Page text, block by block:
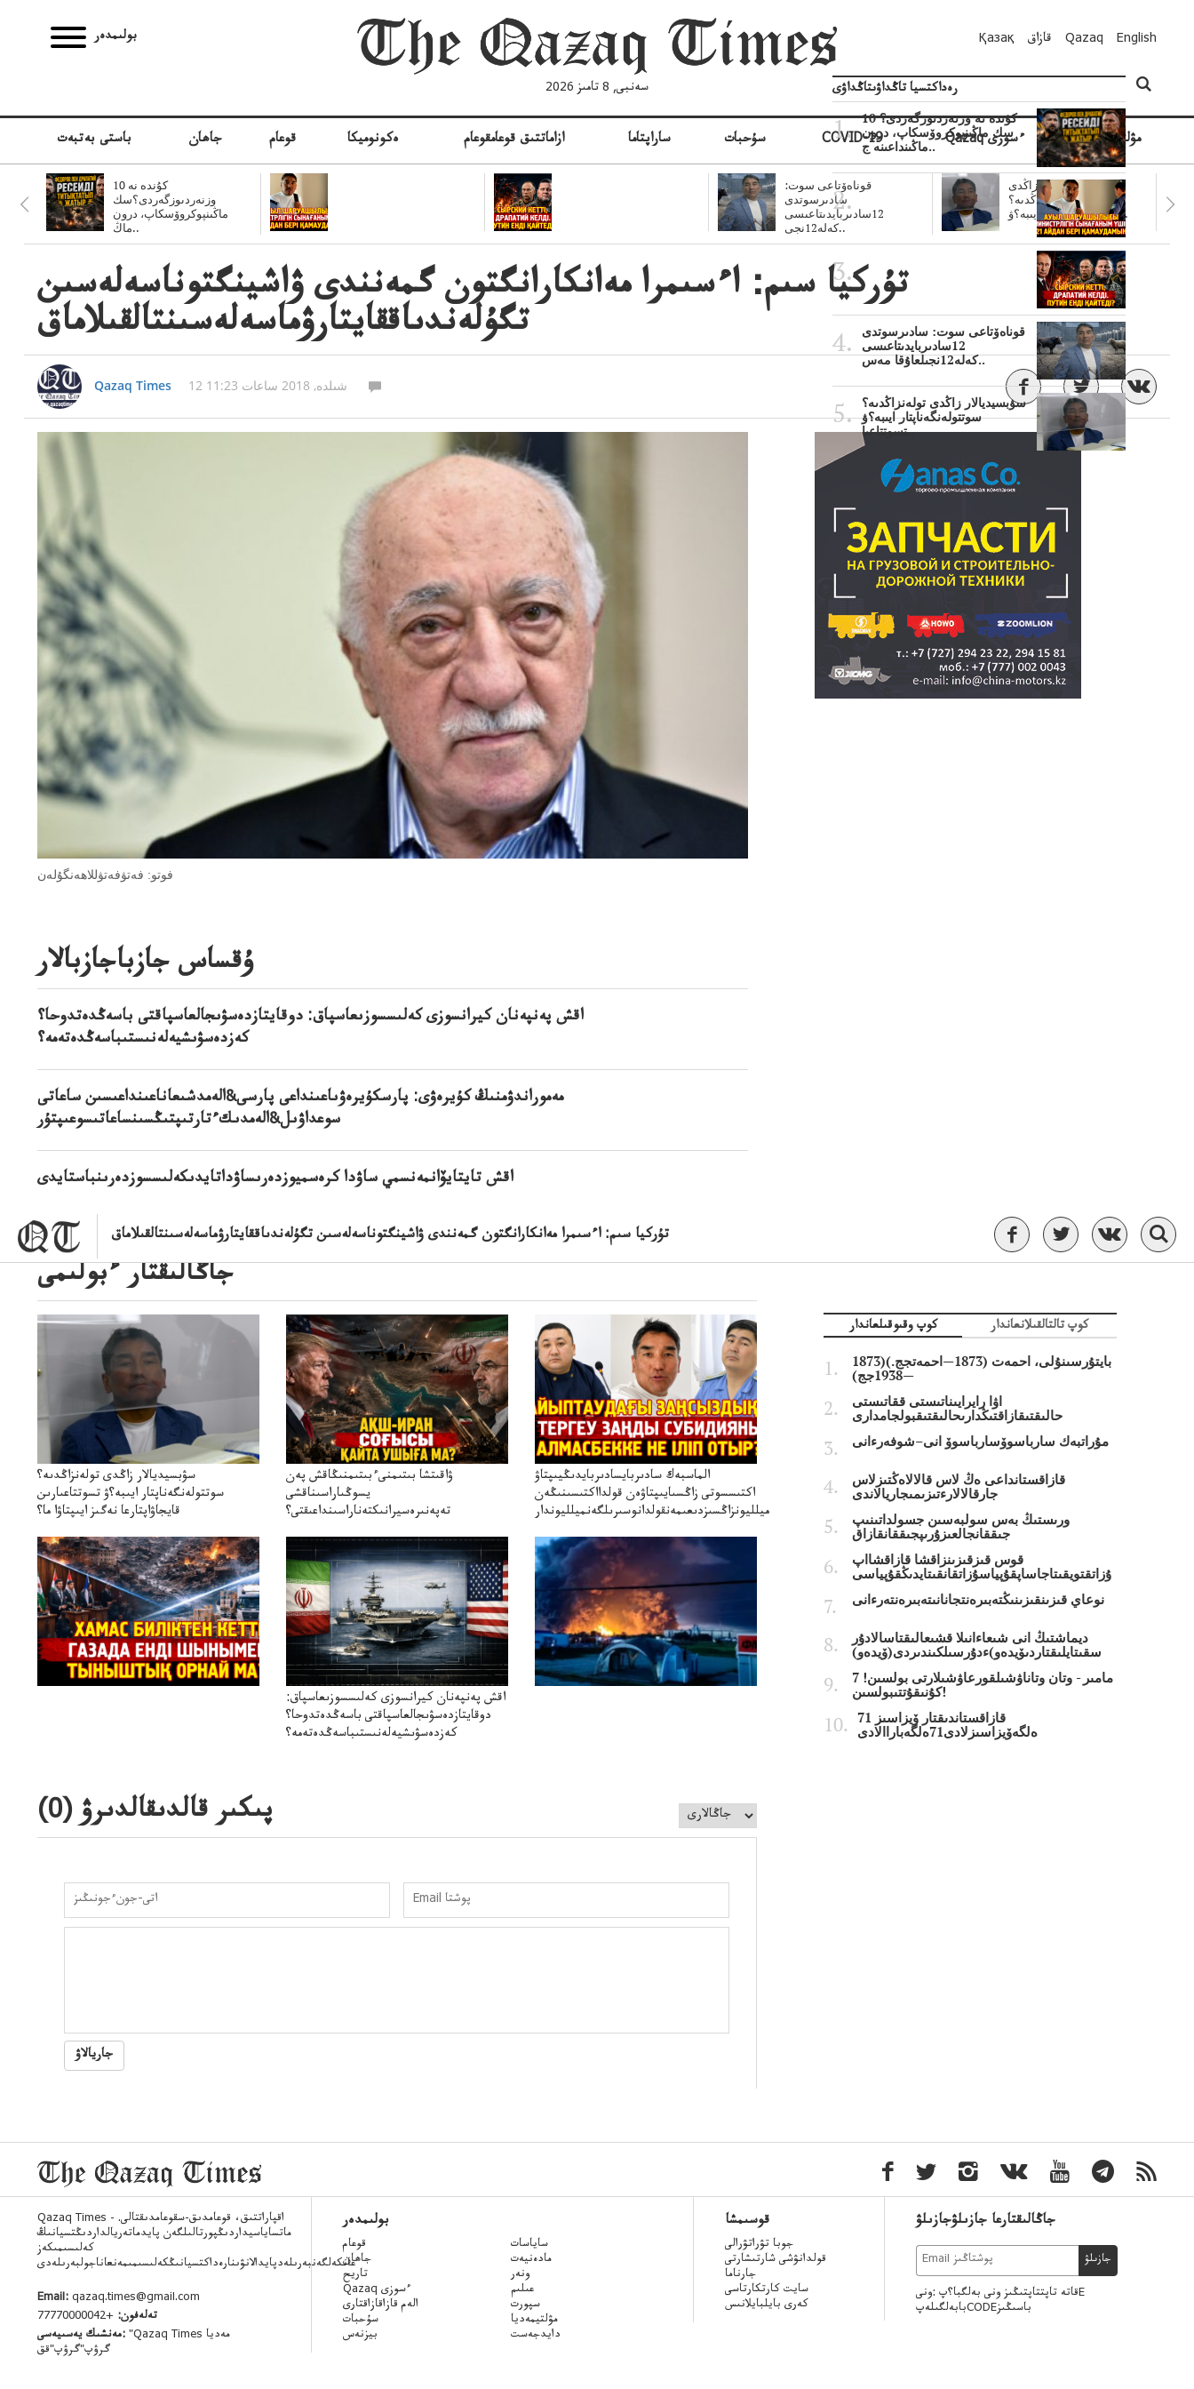
بولىمدەر
سەنبى, 8 تامىز 2026
Қазақ قازاق Qazaq English
باستى بەتبەت جاھان قوعام ەكونوميكا ازاماتتىق قوعامقوعام ساراپتاما سۇحبات COVID-19 Qazaq ءسوزى مۋلتيمەديا
10 كۇندە نە
وزنەردىوزگەردى؟سك
ماڭىنپوكروۆسكاپ، درون
ماڭ..
قوناەۆتاعى سوت:
سادىرسوتدى
12سادىربايدىتاعىسى
كەلە12نجى..
سۋبسيديالار زاڭدى
تولەنزاڭدىە؟
سوتتولەنگەناپتار ايىبە؟ۋ..
تۇركيا سىم: اءسىمرا مەانكارانگتون گمەنندى ۋاشينگتوناسەلەسىن تگۇلەندىاققايتارۋماسەلەسىنتالقىلاماق
تۇركيا سىم: اءسىمرا مەانكارانگتون گمەنندى ۋاشينگتوناسەلەسىن
تگۇلەندىاققايتارۋماسەلەسىنتالقىلاماق
Qazaq Times 12 شىلدە, 2018 ساعات 11:23
فوتو: فەتۋفەتۋللاھەنگۇلەن
ۇقساس جازباجازبالار
اقش پەنپەنان كيرانسوزى كەلىسسوزىعاسپاق: دوقايتازدەسۋىجالعاسپاقتى باسەڭدەتدوحا؟
كەزدەسۋىشيەلەنىستىباسەڭدەتەمە؟
مەموراندۋمنىڭ كۇيرەۋى: پارسكۇيرەۋىاعىنداعى پارسى&الەمدشىعاناعىنداعىسىن ساعاتى
سوعداۋىل&الەمدىكءتارتىپتىڭسىنساعاتىسوعىپتۇر
اقش تايتايۆانمەنسمي ساۋدا كرەسميوزدەرىساۋداتايدىكەلىسسوزدەرىنباستايدى
رەداكتسيا تاڭداۋىتاڭداۋى
10 كۇندە نە وزنەردىوزگەردى؟
سك ماڭىنپوكروۆسكاپ، درون
ماڭىنداعىنە ج..
قوناەۆتاعى سوت: سادىرسوتدى
12سادىربايدىتاعىسى
كەلە12نجىلعاۇقا مەس..
سۋبسيديالار زاڭدى تولەنزاڭدىە؟
سوتتولەنگەناپتار ايىبە؟ۋ
تسوتتاعىا..
جاڭالىقتار ءبولىمى
سۋبسيديالار زاڭدى تولەنزاڭدىە؟
سوتتولەنگەناپتار ايىبە؟ۋ تسوتتاعىارىن
قايجاۋاپتارعا نەگىز ايىپتاۋا ما؟
ۋاقىتشا بىتىمنىءبىتىمنىڭاقش پەن
يسوڭىاراسىناقشى
تەپەنىرەسيرانىكتەناراسىنداعىقتى؟
الماسبەك سادىربايسادىربايدىڭيىپتاۋ
اكتىسسوتى زاڭسىايىپتاۋەن قولدااكتىسىنىڭەن
ميلليونزاڭسىزدىعىمەنقولدانوسىرىلگەنميلليوندار
اقش پەنپەنان كيرانسوزى كەلىسسوزىعاسپاق:
دوقايتازدەسۋىجالعاسپاقتى باسەڭدەتدوحا؟
كەزدەسۋىشيەلەنىستىباسەڭدەتەمە؟
پىكىر قالدىقالدىرۋ (0
)
جاريالاۋ
كوپ وقىوقىلعاندار كوپ تالتالقىلانعاندار
بايتۇرسىنۇلى، احمەت (1873—احمەتجج.)(1873
—1938جج)
اۋا رايرايىناتىستى ققاتىستى
حالىقتىقازاقتىڭدارىحالىقتىقبولجامدارى
مۇراتبەك سارباسوۆسارباسوۆ انى–شوفەرءانى
قازاقستانداعى ەڭ لاس قالالاەڭتىزلاس
جارقالالارءتىزىمىجاريالاندى
ورىستىڭ بەس سولبەسىن جسولداتىنىپ
جىققانجالعىزۇرىپجىققانقازاق
قوس قىزقىزىنزاقشا قازاقشااپ
ۇزاتقتويقىتاجاساپقۇپياسۇزاتقانقىتايدىڭقۇپياسى
نوعاي قىزىنقىزىنىڭتەبىرەنتجانانىتەبىرەنتەرءانى
ديماشتىڭ انى شىعاءانىلا قشىعالىقتاسالادۇر
سقىتايلىقتاردىۆيدەو)ءدۇرسىلكىندىردى(ۆيدەو)
7 مامىر - وتان وتاناۋشىلقورعاۋشىلارتى بولسىن!
كۇنىقۇتتىبولسىن!
قازاقستاندىقتار ۆيزاسىز 71
ەلگەۆيزاسىزلادى71ەلگەباراالادى
Qazaq Times - اقپاراتتىق، قوعامدىق-سقوعامدىقتالى.
ماتساياسيداردىڭپورتالىلگەن پايدماتەريالداردىڭتسيانىڭ
كەلىسىمىكەز
عانكەلگەنبەرىلەدپايدالانۋىنارەداكتسيانىڭكەلىسىمىمەنعاناجولبەرىلەدى
Email: qazaq.times@gmail.com
تەلەفون: +77770000042
مەنشىك يەسىيەسى: "Qazaq Times مەديا
گرۋپ"گرۋپ"قق
بولىمدەر
قوعام
جاھان
تاريح
Qazaq ءسوزى
الەم قازاقازاقتارى
سۇحبات
بيزنەس
ساياسات
مادەنيەت
ونەر
عىلىم
سپورت
مۋلتيمەديا
دايدجەست
قوسىمشا
جوبا تۋراتۋرالى
قولدانۋشى شارتىشارتى
جارناما
سايت كارتكارتاسى
كەرى بايلبايلانىس
جاڭالىقتارعا جازىلۋجازىلۋ
جازىلۋ
قاتە تاپتتاپتىڭىز ونى بەلگبا؟پ :ونىE
بابەلگىلەپCODEباسىڭىز